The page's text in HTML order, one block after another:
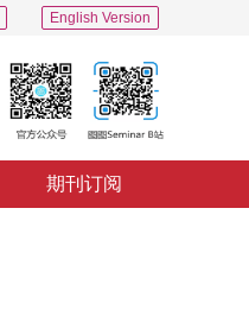
English Version
期刊订阅